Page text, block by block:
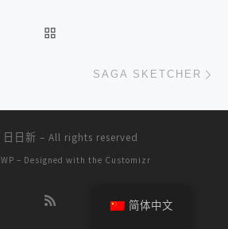
SAGA SKETCHER
日日新 – All rights reserved
WP – Designed with the Customizr
简体中文